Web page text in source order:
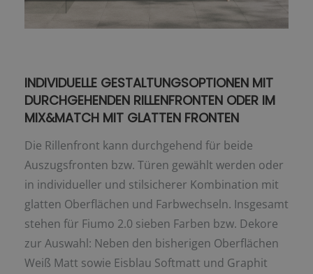
INDIVIDUELLE GESTALTUNGSOPTIONEN MIT
DURCHGEHENDEN RILLENFRONTEN ODER IM
MIX&MATCH MIT GLATTEN FRONTEN
Die Rillenfront kann durchgehend für beide
Auszugsfronten bzw. Türen gewählt werden oder
in individueller und stilsicherer Kombination mit
glatten Oberflächen und Farbwechseln. Insgesamt
stehen für Fiumo 2.0 sieben Farben bzw. Dekore
zur Auswahl: Neben den bisherigen Oberflächen
Weiß Matt sowie Eisblau Softmatt und Graphit